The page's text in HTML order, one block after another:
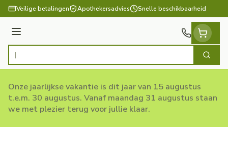
Ga naar de inhoud
Veilige betalingen Apothekersadvies Snelle beschikbaarheid
Menu
Product, merk, categorie... Zoek
Onze jaarlijkse vakantie is dit jaar van 15 augustus
t.e.m. 30 augustus. Vanaf maandag 31 augustus staan
we met plezier terug voor jullie klaar.